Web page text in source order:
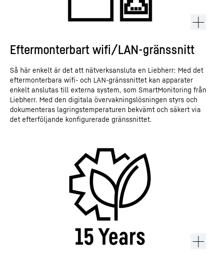
Eftermonterbart wifi/LAN-gränssnitt
Så här enkelt är det att nätverksansluta en Liebherr: Med det
eftermonterbara wifi- och LAN-gränssnittet kan apparater
enkelt anslutas till externa system, som SmartMonitoring från
Liebherr. Med den digitala övervakningslösningen styrs och
dokumenteras lagringstemperaturen bekvämt och säkert via
det efterföljande konfigurerade gränssnittet.